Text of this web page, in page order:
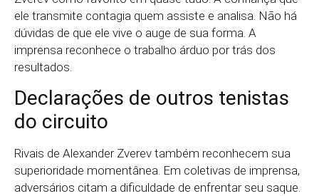
ele transmite contagia quem assiste e analisa. Não há
dúvidas de que ele vive o auge de sua forma. A
imprensa reconhece o trabalho árduo por trás dos
resultados.
Declarações de outros tenistas
do circuito
Rivais de Alexander Zverev também reconhecem sua
superioridade momentânea. Em coletivas de imprensa,
adversários citam a dificuldade de enfrentar seu saque.